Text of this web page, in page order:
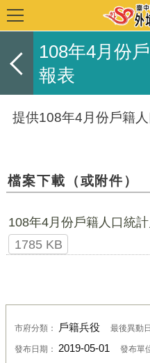
108年4月份
報表
提供108年4月份戶籍人
檔案下載（或附件）
108年4月份戶籍人口統
1785 KB
市府分類： 戶籍兵役 最後異動
發布日期： 2019-05-01 發布單